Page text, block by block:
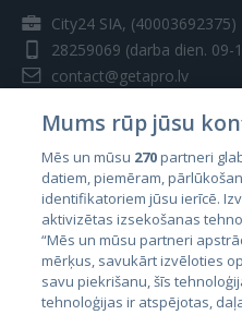
City24 SIA, (40003692375)
28259069 (darba dien. 09-
contact@getapro.lv
Valstis
Igaunija
Latvija
Lietuva
Mums rūp jūsu
Mēs un mūsu 270partneri
datiem, piemēram,
identifikatoriem jūsu ierīcē.
aktivizētas izsekošanas
“Mēs un mūsu partneri
mērķus, savukārt izvēloties
savu piekrišanu, šīs
tehnoloģijas ir atspējotas,